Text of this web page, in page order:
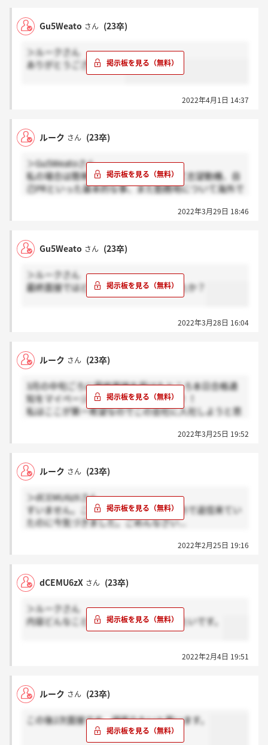
Gu5Weato さん (23卒)
＞ルークさん
ありがとうございます！
2022年4月1日 14:37
ルーク さん (23卒)
＞Gu5Weatoさん
私の場合は簡単な自己紹介から始まって志望動機、自
己PRといった基本的な事、また勤務地について海外で
の提供に対してどの業界に興味があるか、であった
後または10年後の将来像を聞かれました。また、逆質
問終了時に最後に何かアピールしたいことはあります
いと思います！
2022年3月29日 18:46
Gu5Weato さん (23卒)
＞ルークさん
最終面接ではどんなことを聞かれましたか？
2022年3月28日 16:04
ルーク さん (23卒)
3月の中旬ごろに最終面接を受けたところ本日合格通
知をマイページにて受け取りました！！！
私はここが第一希望なのでこの会社に入社しようと思
現在選考中の方、面接や筆記試験のことなど私に聞き
2022年3月25日 19:52
ルーク さん (23卒)
＞dCEMU6zXさん
すいません。このサイト久々に開いたので返信来てい
たのに今気づきました。ごめんなさい...
当に雑談に近い雰囲気で基本的な事を聞かれただけで
社の志望理由って感じです。
2022年2月25日 19:16
dCEMU6zX さん (23卒)
＞ルークさん
内容どんなこと聞かれたのかお聞きしたいです。
2022年2月4日 19:51
ルーク さん (23卒)
この後2次面接です。頑張りたいと思います。